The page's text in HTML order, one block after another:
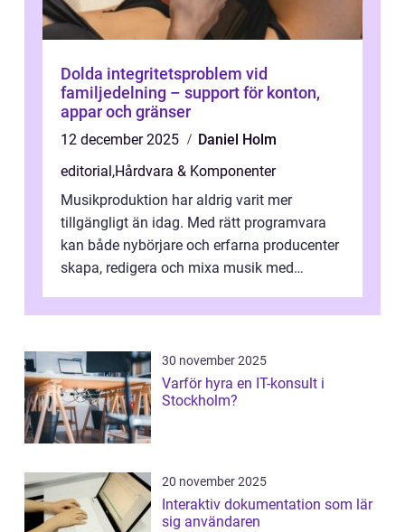
Dolda integritetsproblem vid
familjedelning – support för konton,
appar och gränser
12 december 2025
Daniel Holm
editorial,Hårdvara & Komponenter
Musikproduktion har aldrig varit mer
tillgängligt än idag. Med rätt programvara
kan både nybörjare och erfarna producenter
skapa, redigera och mixa musik med
30 november 2025
Varför hyra en IT-konsult i
Stockholm?
20 november 2025
Interaktiv dokumentation som lär
sig användaren